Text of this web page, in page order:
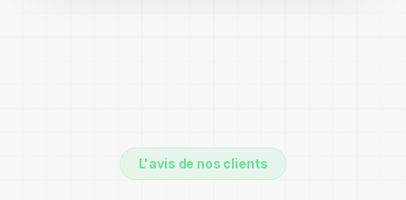
L'avis de nos clients